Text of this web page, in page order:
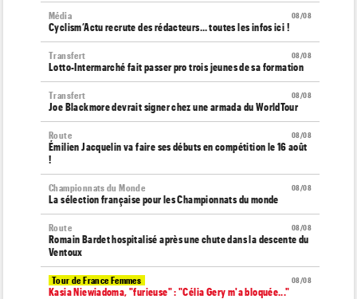
08/08
Média
Cyclism’Actu recrute des rédacteurs… toutes les infos ici !
08/08
Transfert
Lotto-Intermarché fait passer pro trois jeunes de sa formation
08/08
Transfert
Joe Blackmore devrait signer chez une armada du WorldTour
08/08
Route
Émilien Jacquelin va faire ses débuts en compétition le 16 août
!
08/08
Championnats du Monde
La sélection française pour les Championnats du monde
08/08
Route
Romain Bardet hospitalisé après une chute dans la descente du
Ventoux
08/08
Tour de France Femmes
Kasia Niewiadoma, "furieuse" : "Célia Gery m'a bloquée..."